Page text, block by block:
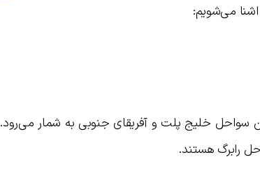
می‌شویم:
خلیج پلت و آفریقای جنوبی به شمار می‌رود.
رابرگ هستند.